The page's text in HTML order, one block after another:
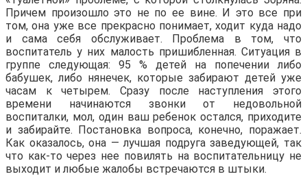
Причем произошло это не по ее вине. И это все при
том, она уже все прекрасно понимает, ходит куда надо
и сама себя обслуживает. Проблема в том, что
воспитатель у них малость пришибленная. Ситуация в
группе следующая: 95 % детей на попечении либо
бабушек, либо нянечек, которые забирают детей уже
часам к четырем. Сразу после наступления этого
времени начинаются звонки от недовольной
воспиталки, мол, один ваш ребенок остался, приходите
и забирайте. Постановка вопроса, конечно, поражает.
Как оказалось, она — лучшая подруга заведующей, так
что как-то через нее повилять на воспитательницу не
выходит и любые жалобы встречаются в штыки.